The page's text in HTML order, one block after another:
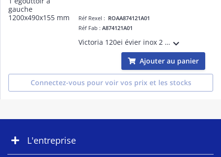
Réf Rexel : ROAA874121A01
Réf Fab :A874121A01
Victoria 120ei évier inox 2 cuves avec vidages 1 égouttoir à gauche 1200x490x155 mm
Ajouter au panier
Connectez-vous pour voir vos prix et les stocks
L'entreprise